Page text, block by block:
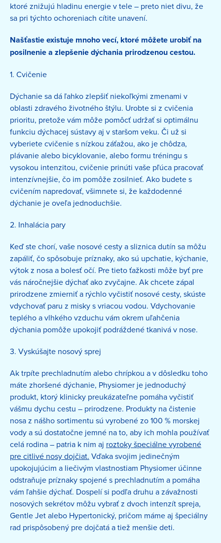
ktoré znižujú hladinu energie v tele – preto niet divu, že
sa pri týchto ochoreniach cítite unavení.
Našťastie existuje mnoho vecí, ktoré môžete urobiť na
posilnenie a zlepšenie dýchania prirodzenou cestou.
1. Cvičenie
Dýchanie sa dá ľahko zlepšiť niekoľkými zmenami v
oblasti zdravého životného štýlu. Urobte si z cvičenia
prioritu, pretože vám môže pomôcť udržať si optimálnu
funkciu dýchacej sústavy aj v staršom veku. Či už si
vyberiete cvičenie s nízkou záťažou, ako je chôdza,
plávanie alebo bicyklovanie, alebo formu tréningu s
vysokou intenzitou, cvičenie prinúti vaše pľúca pracovať
intenzívnejšie, čo im pomôže zosilnieť. Ako budete s
cvičením napredovať, všimnete si, že každodenné
dýchanie je oveľa jednoduchšie.
2. Inhalácia pary
Keď ste chorí, vaše nosové cesty a sliznica dutín sa môžu
zapáliť, čo spôsobuje príznaky, ako sú upchatie, kýchanie,
výtok z nosa a bolesť očí. Pre tieto ťažkosti môže byť pre
vás náročnejšie dýchať ako zvyčajne. Ak chcete zápal
prirodzene zmierniť a rýchlo vyčistiť nosové cesty, skúste
vdychovať paru z misky s vriacou vodou. Vdychovanie
teplého a vlhkého vzduchu vám okrem uľahčenia
dýchania pomôže upokojiť podráždené tkanivá v nose.
3. Vyskúšajte nosový sprej
Ak trpíte prechladnutím alebo chrípkou a v dôsledku toho
máte zhoršené dýchanie, Physiomer je jednoduchý
produkt, ktorý klinicky preukázateľne pomáha vyčistiť
vášmu dychu cestu – prirodzene. Produkty na čistenie
nosa z nášho sortimentu sú vyrobené zo 100 % morskej
vody a sú dostatočne jemné na to, aby ich mohla používať
celá rodina – patria k nim aj roztoky špeciálne vyrobené
pre citlivé nosy dojčiat. Vďaka svojim jedinečným
upokojujúcim a liečivým vlastnostiam Physiomer účinne
odstraňuje príznaky spojené s prechladnutím a pomáha
vám ľahšie dýchať. Dospelí si podľa druhu a závažnosti
nosových sekrétov môžu vybrať z dvoch intenzít spreja,
Gentle Jet alebo Hypertonický, pričom máme aj špeciálny
rad prispôsobený pre dojčatá a tiež menšie deti.